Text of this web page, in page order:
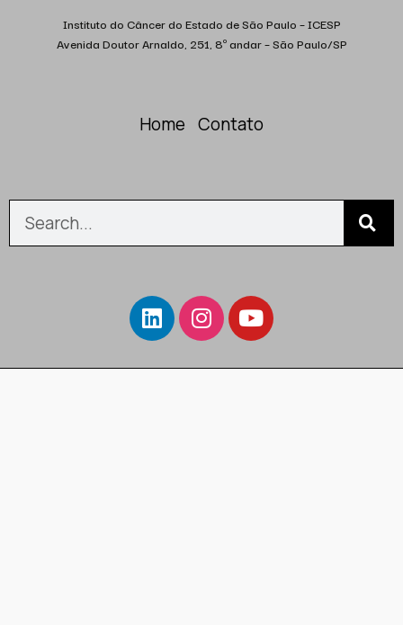
Instituto do Câncer do Estado de São Paulo – ICESP
Avenida Doutor Arnaldo, 251, 8º andar – São Paulo/SP
Home Contato